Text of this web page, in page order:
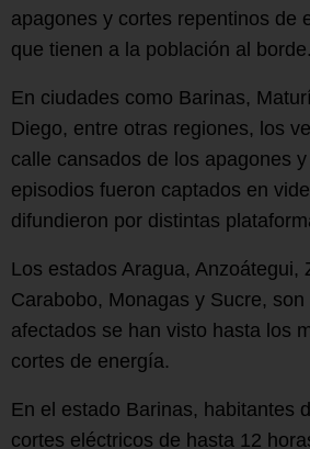
apagones y cortes repentinos de
que tienen a la población al borde.
En ciudades como Barinas,
Diego, entre otras regiones, los
calle cansados de los apagones
episodios fueron captados en
difundieron por distintas
Los estados Aragua, Anzoátegui,
Carabobo, Monagas y Sucre,
afectados se han visto hasta los
cortes de energía.
En el estado Barinas, habitantes
cortes eléctricos de hasta 12